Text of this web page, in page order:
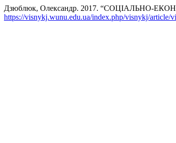
Дзюблюк, Олександр. 2017. “СОЦІАЛЬНО-
https://visnykj.wunu.edu.ua/index.php/visnykj/article/